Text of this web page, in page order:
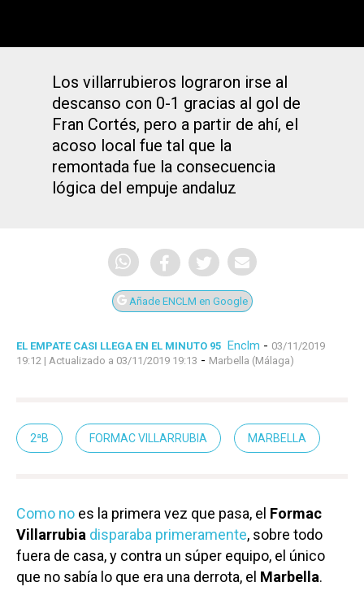
Los villarrubieros lograron irse al
descanso con 0-1 gracias al gol de
Fran Cortés, pero a partir de ahí, el
acoso local fue tal que la
remontada fue la consecuencia
lógica del empuje andaluz
Añade ENCLM en Google
EL EMPATE CASI LLEGA EN EL MINUTO 95 Enclm - 03/11/2019
19:12 | Actualizado a 03/11/2019 19:13 - Marbella (Málaga)
2ªB FORMAC VILLARRUBIA MARBELLA
Como no es la primera vez que pasa, el Formac
Villarrubia disparaba primeramente, sobre todo
fuera de casa, y contra un súper equipo, el único
que no sabía lo que era una derrota, el Marbella.